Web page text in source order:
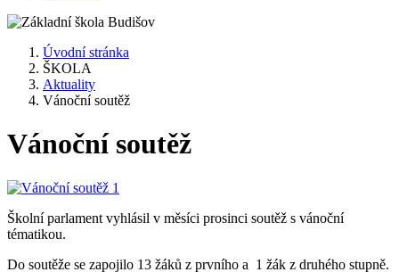
Úvodní stránka
ŠKOLA
Aktuality
Vánoční soutěž
Vánoční soutěž
Školní parlament vyhlásil v měsíci prosinci soutěž s vánoční
tématikou.
Do soutěže se zapojilo 13 žáků z prvního a 1 žák z druhého stupně.